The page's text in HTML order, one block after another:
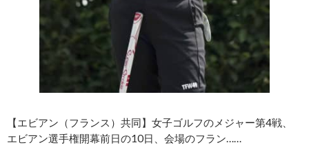
【エビアン（フランス）共同】女子ゴルフのメジャー第4戦、
エビアン選手権開幕前日の10日、会場のフラン……